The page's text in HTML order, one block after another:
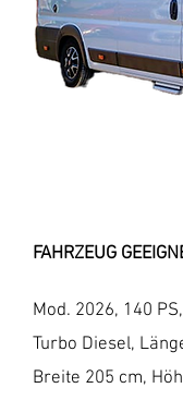
FAHRZEUG
Mod. 2026, 140
Turbo Diesel,
Breite 205 cm,